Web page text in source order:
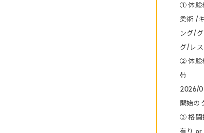
① 体験
柔術 /
ング/
グ/レ
② 体験
帯
2026/
開始の
③ 格闘
有り or